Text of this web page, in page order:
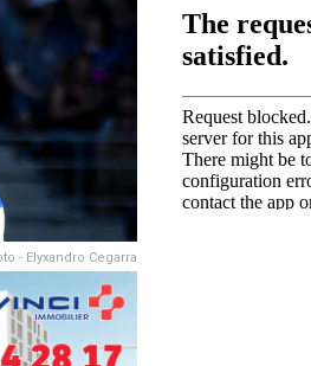
- Elyxandro Cegarra